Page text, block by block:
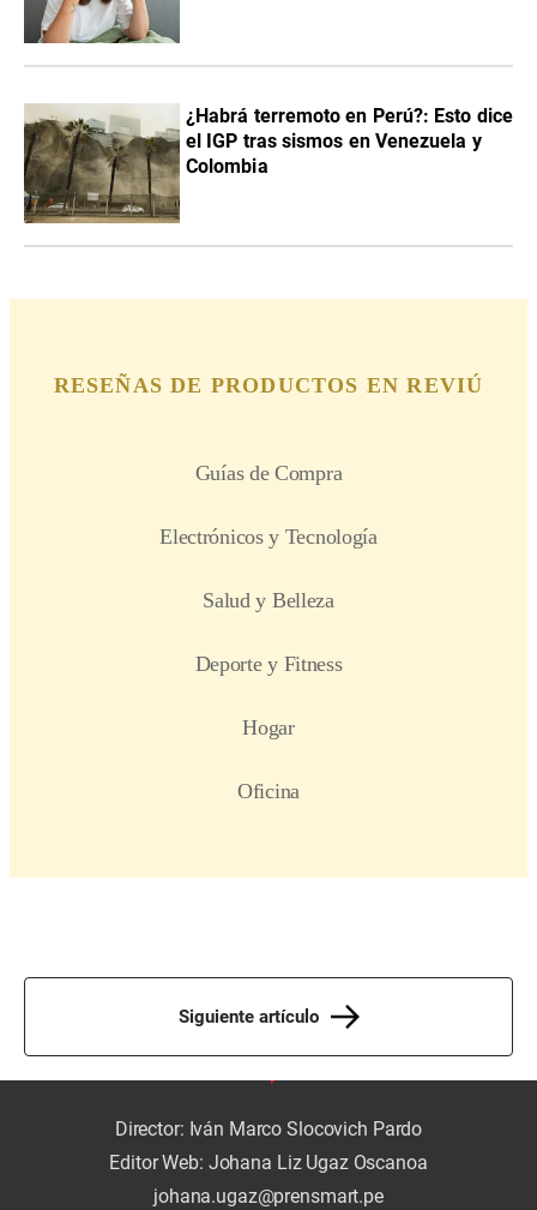
¿Habrá terremoto en Perú?: Esto dice
el IGP tras sismos en Venezuela y
Colombia
Siguiente artículo
Director: Iván Marco Slocovich Pardo
Editor Web: Johana Liz Ugaz Oscanoa
johana.ugaz@prensmart.pe